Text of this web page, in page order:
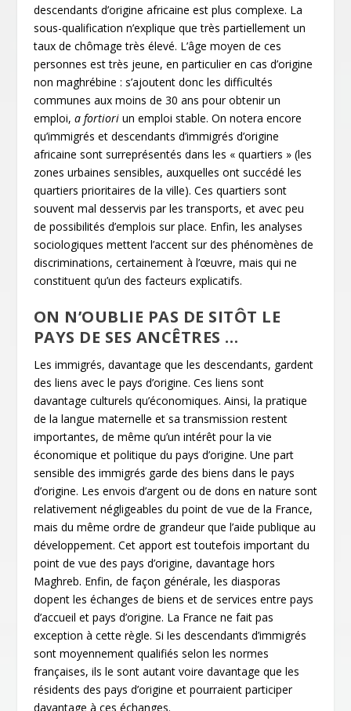
descendants d’origine africaine est plus complexe. La
sous-qualification n’explique que très partiellement un
taux de chômage très élevé. L’âge moyen de ces
personnes est très jeune, en particulier en cas d’origine
non maghrébine : s’ajoutent donc les difficultés
communes aux moins de 30 ans pour obtenir un
emploi, a fortioriun emploi stable. On notera encore
qu’immigrés et descendants d’immigrés d’origine
africaine sont surreprésentés dans les « quartiers » (les
zones urbaines sensibles, auxquelles ont succédé les
quartiers prioritaires de la ville). Ces quartiers sont
souvent mal desservis par les transports, et avec peu
de possibilités d’emplois sur place. Enfin, les analyses
sociologiques mettent l’accent sur des phénomènes de
discriminations, certainement à l’œuvre, mais qui ne
constituent qu’un des facteurs explicatifs.
ON N’OUBLIE PAS DE SITÔT LE
PAYS DE SES ANCÊTRES …
Les immigrés, davantage que les descendants, gardent
des liens avec le pays d’origine. Ces liens sont
davantage culturels qu’économiques. Ainsi, la pratique
de la langue maternelle et sa transmission restent
importantes, de même qu’un intérêt pour la vie
économique et politique du pays d’origine. Une part
sensible des immigrés garde des biens dans le pays
d’origine. Les envois d’argent ou de dons en nature sont
relativement négligeables du point de vue de la France,
mais du même ordre de grandeur que l’aide publique au
développement. Cet apport est toutefois important du
point de vue des pays d’origine, davantage hors
Maghreb. Enfin, de façon générale, les diasporas
dopent les échanges de biens et de services entre pays
d’accueil et pays d’origine. La France ne fait pas
exception à cette règle. Si les descendants d’immigrés
sont moyennement qualifiés selon les normes
françaises, ils le sont autant voire davantage que les
résidents des pays d’origine et pourraient participer
davantage à ces échanges.